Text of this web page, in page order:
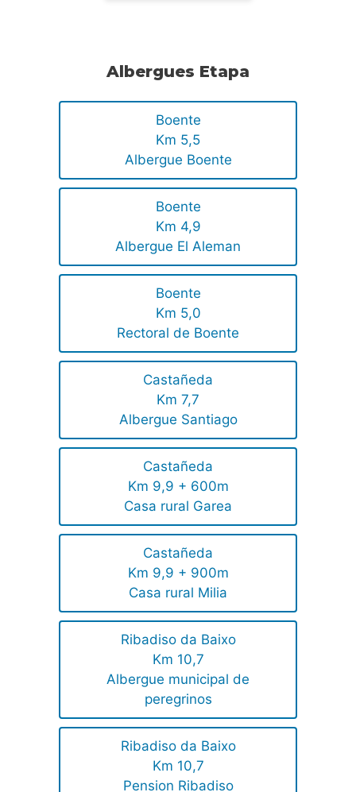
Albergues Etapa
Boente
Km 5,5
Albergue Boente
Boente
Km 4,9
Albergue El Aleman
Boente
Km 5,0
Rectoral de Boente
Castañeda
Km 7,7
Albergue Santiago
Castañeda
Km 9,9 + 600m
Casa rural Garea
Castañeda
Km 9,9 + 900m
Casa rural Milia
Ribadiso da Baixo
Km 10,7
Albergue municipal de
peregrinos
Ribadiso da Baixo
Km 10,7
Pension Ribadiso